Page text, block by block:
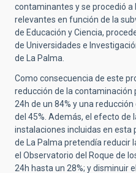
contaminantes y se procedió a
relevantes en función de la
de Educación y Ciencia,
de Universidades e
de La Palma.
Como consecuencia de este
reducción de la contaminación
24h de un 84% y una
del 45%. Además, el efecto de
instalaciones incluidas en esta
de La Palma pretendía reducir
el Observatorio del Roque de
24h hasta un 28%; y disminuir